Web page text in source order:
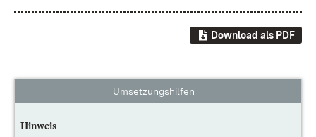
Download als PDF
Umsetzungshilfen
Hinweis